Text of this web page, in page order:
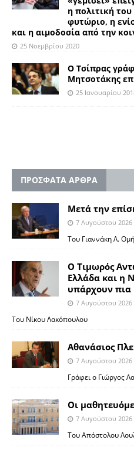
η πολιτική
φυτώριο, η
και η αιμοδοσία από την
25 Νοεμβρίου 2020
Ο Τσίπρας
Μητσοτάκης
25 Ιανουαρίου
ΠΡΟΣΦΑΤΑ ΑΡΘΡΑ
Μετά την
7 Αυγούστου 2026
Του Γιαννάκη Λ.
Ο Τιμωρός
Ελλάδα και η
υπάρχουν πια
7 Αυγούστου 2026
Του Νίκου Λακόπουλου
Αθανάσιος
7 Αυγούστου 2026
Γράφει ο Γιώργος
Οι
7 Αυγούστου 2026
Του Απόστολου